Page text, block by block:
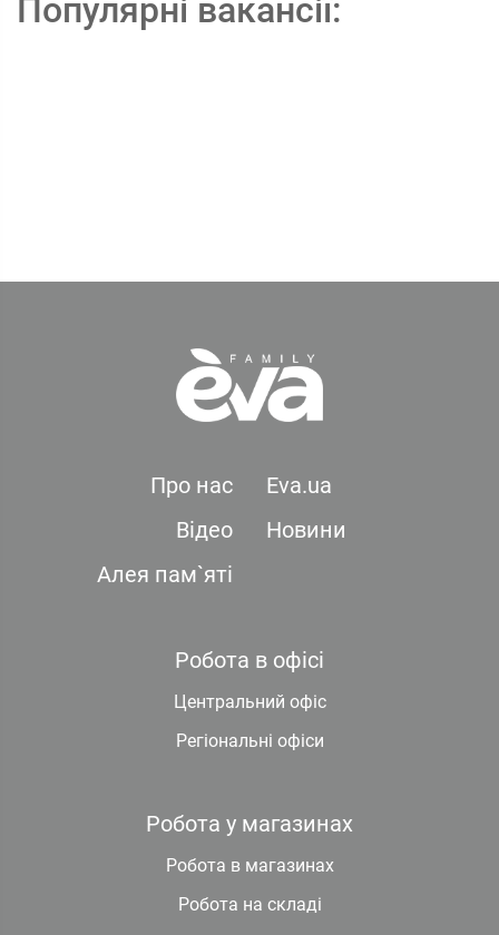
Популярні вакансії:
Про нас
Eva.ua
Відео
Новини
Алея пам`яті
Робота в офісі
Центральний офіс
Регіональні офіси
Робота у магазинах
Робота в магазинах
Робота на складі